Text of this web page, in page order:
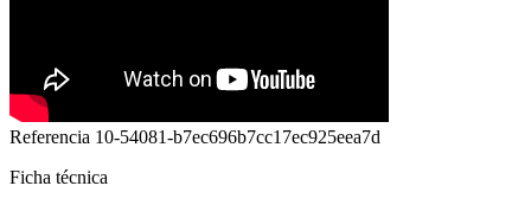
Referencia 10-54081-b7ec696b7cc17ec925eea7d
Ficha técnica